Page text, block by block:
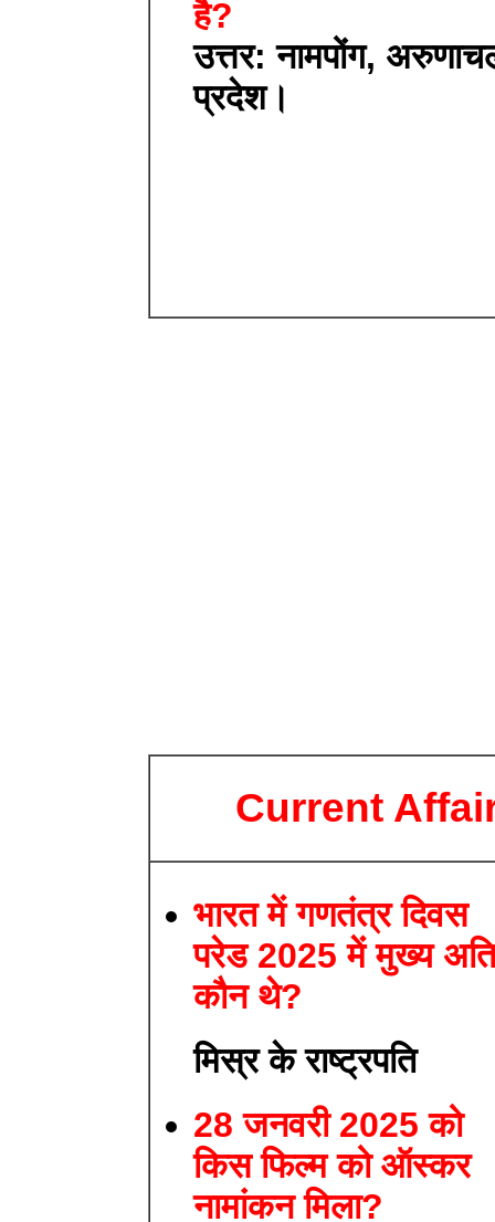
है?
उत्तर: नामपोंग,
प्रदेश।
Current
भारत में गणतंत्र दिवस
परेड 2025 में मुख्य
कौन थे?
मिस्र के राष्ट्रपति
28 जनवरी 2025 को
किस फिल्म को ऑस्कर
नामांकन मिला?